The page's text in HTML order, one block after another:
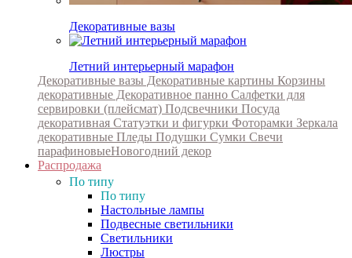
Декоративные вазы
Летний интерьерный марафон
Декоративные вазы Декоративные картины Корзины
декоративные Декоративное панно Салфетки для
сервировки (плейсмат) Подсвечники Посуда
декоративная Статуэтки и фигурки Фоторамки Зеркала
декоративные Пледы Подушки Сумки Свечи
парафиновыеНовогодний декор
Распродажа
По типу
По типу
Настольные лампы
Подвесные светильники
Светильники
Люстры